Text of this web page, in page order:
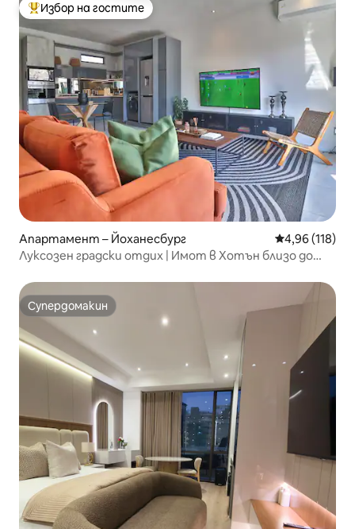
Най-популярен избор на гостите
Избор на гостите
Апартамент – Йоханесбург Средна
4,96 (118)
Луксозен градски отдих | Имот в Хотън близо до
Супердомакин
Супердомакин